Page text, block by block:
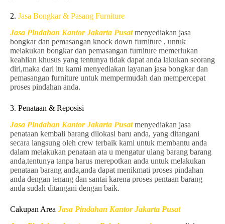
2. Jasa Bongkar & Pasang Furniture
Jasa Pindahan Kantor Jakarta Pusatmenyediakan jasa
bongkar dan pemasangan knock down furniture , untuk
melakukan bongkar dan pemasangan furniture memerlukan
keahlian khusus yang tentunya tidak dapat anda lakukan seorang
diri,maka dari itu kami menyediakan layanan jasa bongkar dan
pemasangan furniture untuk mempermudah dan mempercepat
proses pindahan anda.
3. Penataan & Reposisi
Jasa Pindahan Kantor Jakarta Pusatmenyediakan jasa
penataan kembali barang dilokasi baru anda, yang ditangani
secara langsung oleh crew terbaik kami untuk membantu anda
dalam melakukan penataan ata u mengatur ulang barang barang
anda,tentunya tanpa harus merepotkan anda untuk melakukan
penataan barang anda,anda dapat menikmati proses pindahan
anda dengan tenang dan santai karena proses pentaan barang
anda sudah ditangani dengan baik.
Cakupan Area Jasa Pindahan Kantor Jakarta Pusat